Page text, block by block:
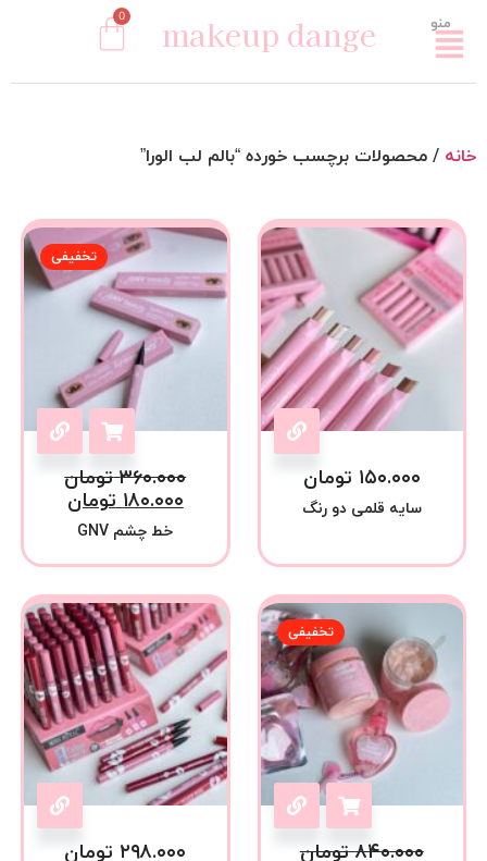
منو makeup dange
0
خانه / محصولات برچسب خورده “بالم لب الورا”
۱۵۰.۰۰۰ تومان
سایه قلمی دو رنگ
تخفیفی
۳۶۰.۰۰۰ تومان
۱۸۰.۰۰۰ تومان
خط چشم GNV
تخفیفی
۸۴۰.۰۰۰ تومان
۲۹۸.۰۰۰ تومان